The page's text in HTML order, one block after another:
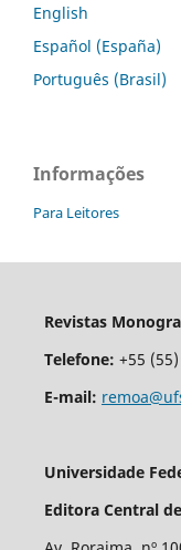
English
Español (España)
Português (Brasil)
Informações
Para Leitores
Revistas
Telefone: +55
E-mail:
Universidade
Editora Central